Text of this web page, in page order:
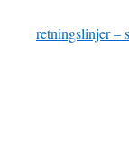
retningslinjer –